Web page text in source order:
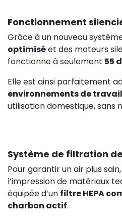
Fonctionnement
Grâce à un nouveau
optimiséet des moteurs
fonctionne à seulement 55
Elle est ainsi parfaitement
environnements de
utilisation domestique, sans
Système de filtration
Pour garantir un air plus
l’impression de matériaux
équipée d’un filtre HEPA
charbon actif.